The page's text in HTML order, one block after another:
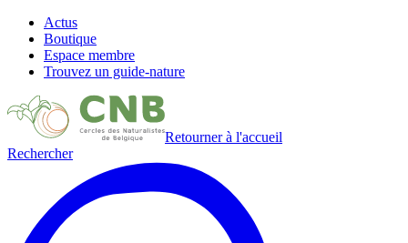
Actus
Boutique
Espace membre
Trouvez un guide-nature
Retourner à l'accueil
Rechercher